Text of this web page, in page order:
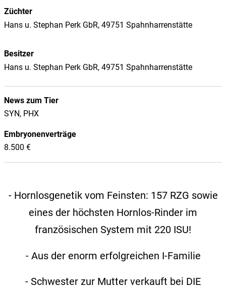
Züchter
Hans u. Stephan Perk GbR, 49751 Spahnharrenstätte
Besitzer
Hans u. Stephan Perk GbR, 49751 Spahnharrenstätte
News zum Tier
SYN, PHX
Embryonenverträge
8.500 €
- Hornlosgenetik vom Feinsten: 157 RZG sowie
eines der höchsten Hornlos-Rinder im
französischen System mit 220 ISU!
- Aus der enorm erfolgreichen I-Familie
- Schwester zur Mutter verkauft bei DIE